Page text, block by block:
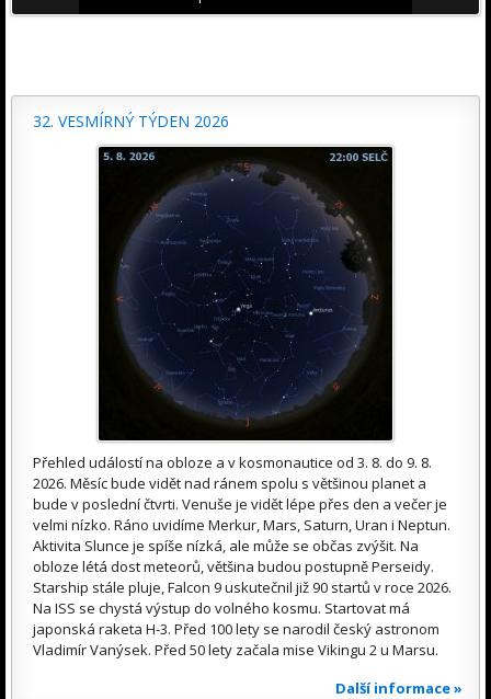
32. VESMÍRNÝ TÝDEN 2026
Přehled událostí na obloze a v kosmonautice od 3. 8. do 9. 8.
2026. Měsíc bude vidět nad ránem spolu s většinou planet a
bude v poslední čtvrti. Venuše je vidět lépe přes den a večer je
velmi nízko. Ráno uvidíme Merkur, Mars, Saturn, Uran i Neptun.
Aktivita Slunce je spíše nízká, ale může se občas zvýšit. Na
obloze létá dost meteorů, většina budou postupně Perseidy.
Starship stále pluje, Falcon 9 uskutečnil již 90 startů v roce 2026.
Na ISS se chystá výstup do volného kosmu. Startovat má
japonská raketa H-3. Před 100 lety se narodil český astronom
Vladimír Vanýsek. Před 50 lety začala mise Vikingu 2 u Marsu.
Další informace »